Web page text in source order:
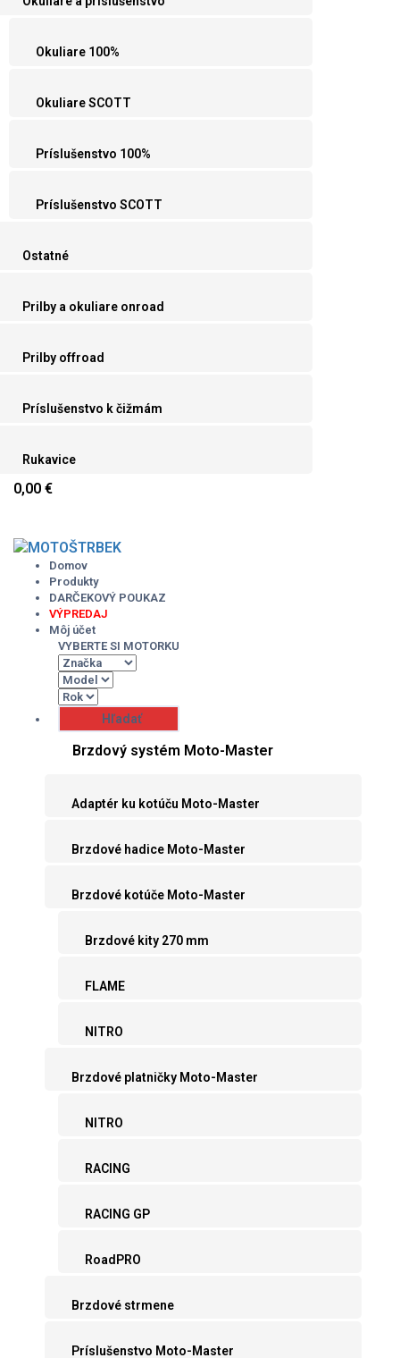
Okuliare 100%
Okuliare SCOTT
Príslušenstvo 100%
Príslušenstvo SCOTT
Ostatné
Prilby a okuliare onroad
Prilby offroad
Príslušenstvo k čižmám
Rukavice
0,00 €
contentDomov
Produkty
DARČEKOVÝ POUKAZ
VÝPREDAJ
Môj účet
VYBERTE SI MOTORKU
Brzdový systém Moto-Master
Adaptér ku kotúču Moto-Master
Brzdové hadice Moto-Master
Brzdové kotúče Moto-Master
Brzdové kity 270 mm
FLAME
NITRO
Brzdové platničky Moto-Master
NITRO
RACING
RACING GP
RoadPRO
Brzdové strmene
Príslušenstvo Moto-Master